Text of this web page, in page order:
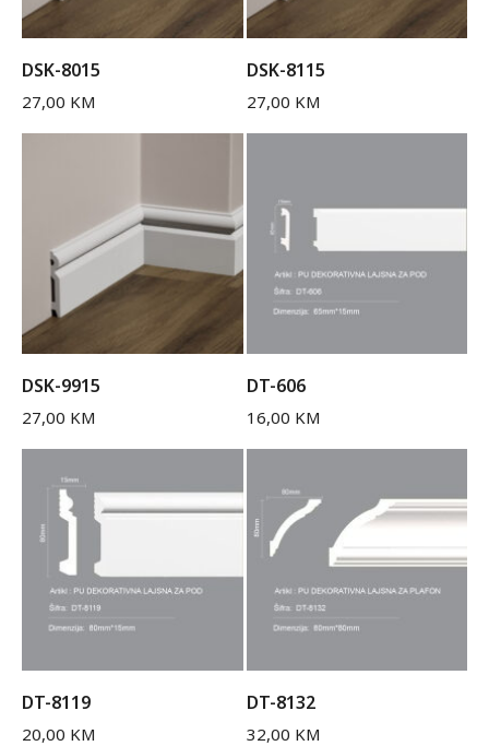
DSK-8015
27,00 KM
DSK-8115
27,00 KM
DSK-9915
27,00 KM
DT-606
16,00 KM
DT-8119
20,00 KM
DT-8132
32,00 KM